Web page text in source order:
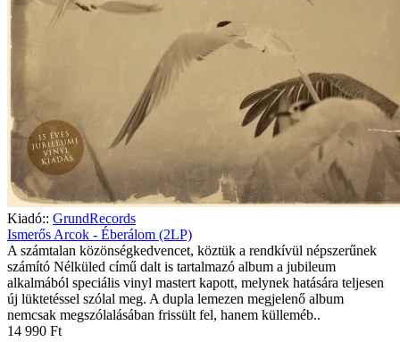
Kiadó:: GrundRecords
Ismerős Arcok - Éberálom (2LP)
A számtalan közönségkedvencet, köztük a rendkívül népszerűnek
számító Nélküled című dalt is tartalmazó album a jubileum
alkalmából speciális vinyl mastert kapott, melynek hatására teljesen
új lüktetéssel szólal meg. A dupla lemezen megjelenő album
nemcsak megszólalásában frissült fel, hanem külleméb..
14 990 Ft